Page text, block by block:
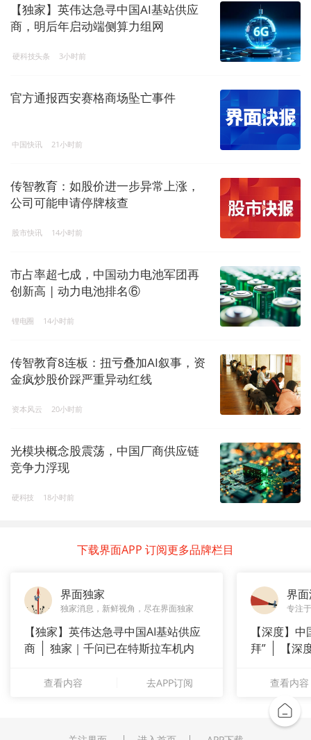
【独家】英伟达急寻中国AI基站供应
商，明后年启动端侧算力组网
硬科技头条 3小时前
官方通报西安赛格商场坠亡事件
中国快讯 21小时前
传智教育：如股价进一步异常上涨，
公司可能申请停牌核查
股市快讯 14小时前
市占率超七成，中国动力电池军团再
创新高 | 动力电池排名⑥
锂电圈 14小时前
传智教育8连板：扭亏叠加AI叙事，资
金疯炒股价踩严重异动红线
资本风云 20小时前
光模块概念股震荡，中国厂商供应链
竞争力浮现
硬科技 18小时前
下载界面APP 订阅更多品牌栏目
界面独家
独家消息，新鲜视角，尽在界面独家
【独家】英伟达急寻中国AI基站供应
商
独家｜千问已在特斯拉车机内
查看内容 去APP订阅
界
专注
【深度】
拜”
【
查看内容